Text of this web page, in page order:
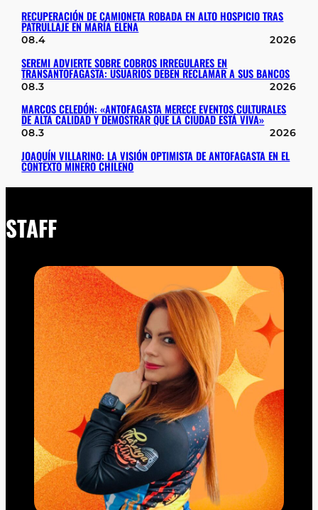
RECUPERACIÓN DE CAMIONETA ROBADA EN ALTO HOSPICIO TRAS
PATRULLAJE EN MARÍA ELENA
08.4 2026
SEREMI ADVIERTE SOBRE COBROS IRREGULARES EN
TRANSANTOFAGASTA: USUARIOS DEBEN RECLAMAR A SUS BANCOS
08.3 2026
MARCOS CELEDÓN: «ANTOFAGASTA MERECE EVENTOS CULTURALES
DE ALTA CALIDAD Y DEMOSTRAR QUE LA CIUDAD ESTÁ VIVA»
08.3 2026
JOAQUÍN VILLARINO: LA VISIÓN OPTIMISTA DE ANTOFAGASTA EN EL
CONTEXTO MINERO CHILENO
STAFF